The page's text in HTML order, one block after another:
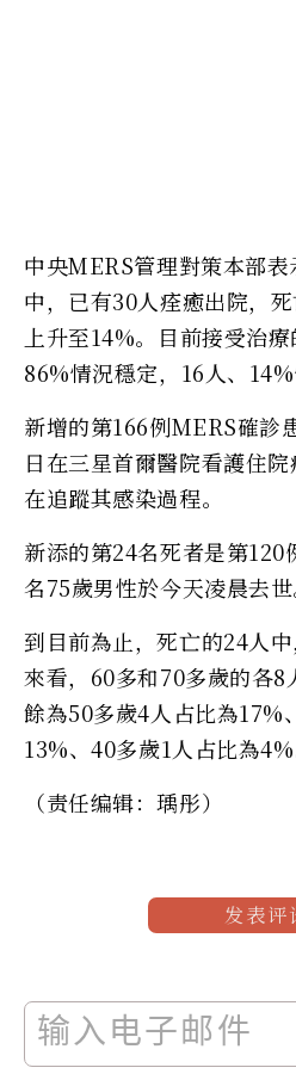
中央MERS管理對策本部
中，已有30人痊癒出院，
上升至14%。目前接受治療
86%情況穩定，16人、14%
新增的第166例MERS確診
日在三星首爾醫院看護住
在追蹤其感染過程。
新添的第24名死者是第
名75歲男性於今天凌晨去世
到目前為止，死亡的24人
來看，60多和70多歲的各
餘為50多歲4人占比為17%
13%、40多歲1人占比為4%
（责任编辑：瑀彤）
发表评